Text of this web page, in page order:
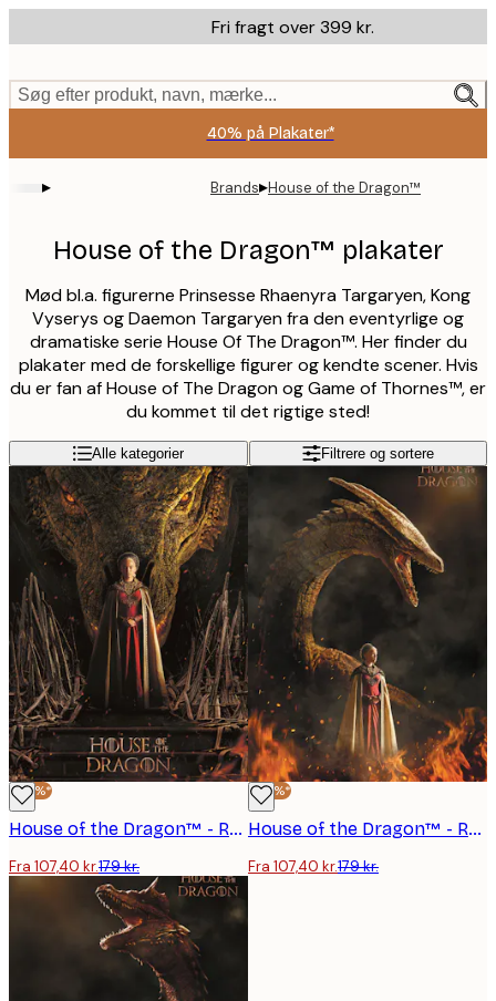
to
content.
Fri fragt over 399 kr.
Søg efter produkt, navn, mærke...
40% på Plakater*
▸ Brands▸House of the Dragon™
House of the Dragon™ plakater
Mød bl.a. figurerne Prinsesse Rhaenyra Targaryen, Kong
Vyserys og Daemon Targaryen fra den eventyrlige og
dramatiske serie House Of The Dragon™. Her finder du
plakater med de forskellige figurer og kendte scener. Hvis
du er fan af House of The Dragon og Game of Thornes™, er
du kommet til det rigtige sted!
Alle kategorier Filtrere og sortere
-40%*
House of the Dragon™ - Rhaenyra Targaryen No2 Plakat
Fra 107,40 kr.179 kr.
-40%*
House of the Dragon™ - Rhaenyra Targaryen Plakat
Fra 107,40 kr.179 kr.